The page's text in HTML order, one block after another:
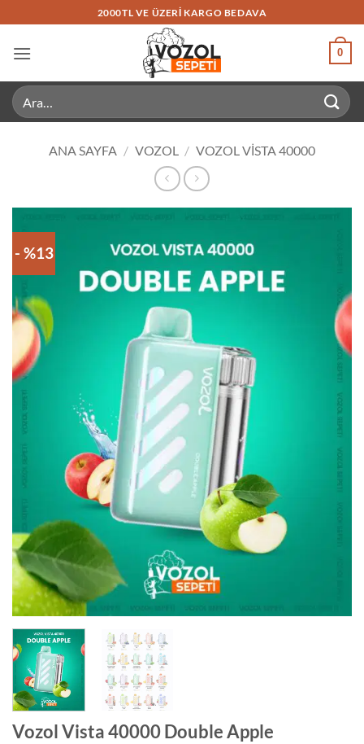
atla
2000TL VE ÜZERI KARGO BEDAVA
0
Ara:
ANA SAYFA / VOZOL / VOZOL VISTA 40000
- %13
Vozol Vista 40000 Double Apple